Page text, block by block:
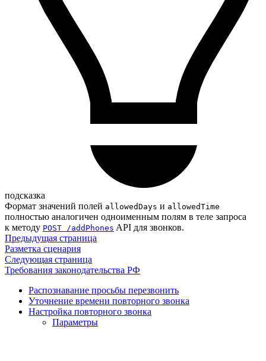
подсказка
Формат значений полей allowedDays и allowedTime
полностью аналогичен одноименным полям в теле запроса
к методу POST /addPhones API для звонков.
Предыдущая страница
Разметка сценария
Следующая страница
Требования законодательства РФ
Распознавание просьбы перезвонить
Уточнение времени повторного звонка
Настройка повторного звонка
Параметры